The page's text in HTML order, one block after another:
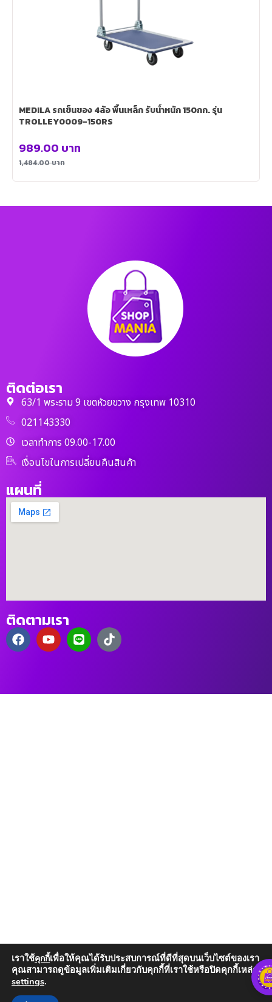
MEDILA รถเข็นของ 4ล้อ พื้นเหล็ก รับน้ำหนัก 150กก. รุ่น
TROLLEY0009-150RS
1,484.00บาท
989.00 บาท
ติดต่อเรา
63/1 พระราม 9 เขตห้วยขวาง กรุงเทพ 10310
021143330
เวลาทำการ 09.00-17.00
เงื่อนไขในการเปลี่ยนคืนสินค้า
แผนที่
ติดตามเรา
เราใช้คุกกี้เพื่อให้คุณได้รับประสบการณ์ที่ดีที่สุดบนเว็บไซต์ของเรา
คุณสามารถดูข้อมูลเพิ่มเติมเกี่ยวกับคุกกี้ที่เราใช้หรือปิดคุกกี้เหล่านั้น
settings.